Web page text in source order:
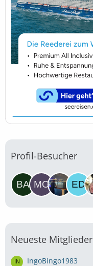
Profil-Besucher
Neueste Mitglieder
IngoBingo1983